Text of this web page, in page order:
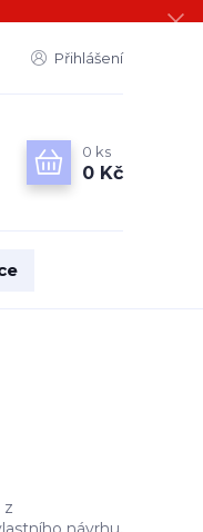
Přihlášení
0 ks
0 Kč
z